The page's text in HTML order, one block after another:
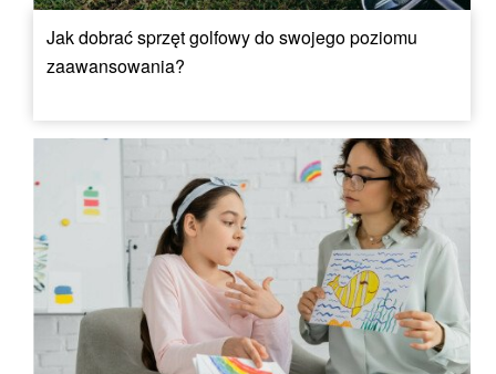
Jak dobrać sprzęt golfowy do swojego poziomu
zaawansowania?